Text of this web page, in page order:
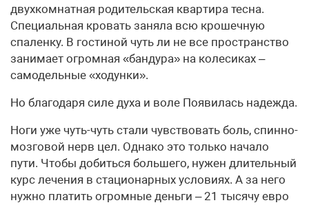
двухкомнатная родительская квартира тесна.
Специальная кровать заняла всю крошечную
спаленку. В гостиной чуть ли не все пространство
занимает огромная «бандура» на колесиках –
самодельные «ходунки».
Но благодаря силе духа и воле Появилась надежда.
Ноги уже чуть-чуть стали чувствовать боль, спинно-
мозговой нерв цел. Однако это только начало
пути. Чтобы добиться большего, нужен длительный
курс лечения в стационарных условиях. А за него
нужно платить огромные деньги – 21 тысячу евро